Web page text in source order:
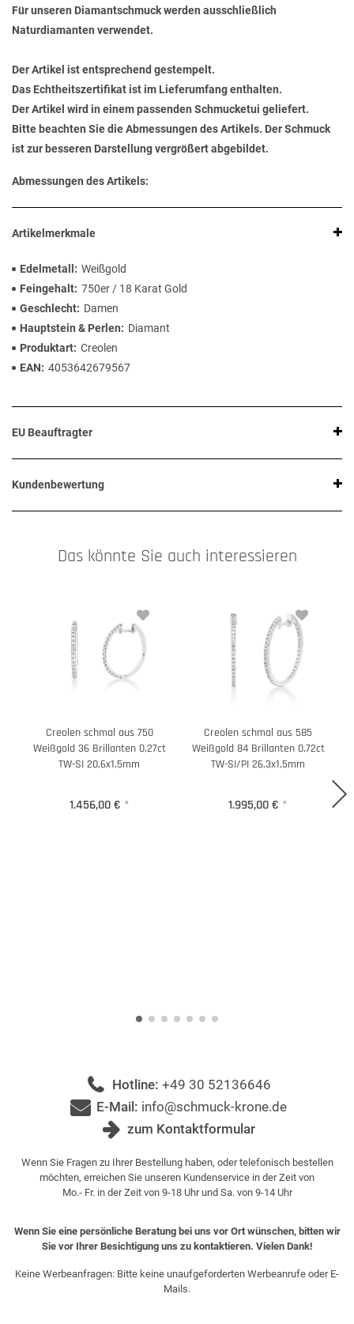
Für unseren Diamantschmuck werden ausschließlich
Naturdiamanten verwendet.
Der Artikel ist entsprechend gestempelt.
Das Echtheitszertifikat ist im Lieferumfang enthalten.
Der Artikel wird in einem passenden Schmucketui geliefert.
Bitte beachten Sie die Abmessungen des Artikels. Der Schmuck
ist zur besseren Darstellung vergrößert abgebildet.
Abmessungen des Artikels:
Artikelmerkmale
Edelmetall
Weißgold
Feingehalt 750er / 18 Karat Gold
Geschlecht
Damen
Hauptstein & Perlen
Diamant
Produktart Creolen
EAN
4053642679567
EU Beauftragter
Kundenbewertung
Das könnte Sie auch interessieren
Creolen schmal aus 750
Weißgold 36 Brillanten 0,27ct
TW-SI 20,6x1,5mm
1.456,00 € *
Creolen schmal aus 585
Weißgold 84 Brillanten 0,72ct
TW-SI/PI 26,3x1,5mm
1.995,00 € *
Hotline: +49 30 52136646
E-Mail: info@schmuck-krone.de
zum Kontaktformular
Wenn Sie Fragen zu Ihrer Bestellung haben, oder telefonisch bestellen
möchten, erreichen Sie unseren Kundenservice in der Zeit von
Mo.- Fr. in der Zeit von 9-18 Uhr und Sa. von 9-14 Uhr
Wenn Sie eine persönliche Beratung bei uns vor Ort wünschen, bitten wir
Sie vor Ihrer Besichtigung uns zu kontaktieren. Vielen Dank!
Keine Werbeanfragen: Bitte keine unaufgeforderten Werbeanrufe oder E-
Mails.